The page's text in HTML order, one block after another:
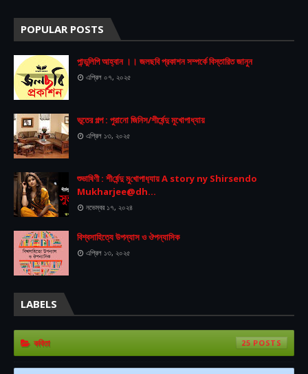
POPULAR POSTS
পান্ডুলিপি আহ্বান ।। জলছবি প্রকাশন সম্পর্কে বিস্তারিত জানুন
এপ্রিল ০৭, ২০২৫
ভূতের গল্প : পুরানো জিনিস/শীর্ষেন্দু মুখোপাধ্যায়
এপ্রিল ১৩, ২০২৫
শুভা‌ষিণী : শী‌র্ষেন্দু মু‌খোপাধ‌্যায় A story ny Shirsendo
Mukharjee@dh...
নভেম্বর ১৭, ২০২৪
বিশ্বসাহিত্যে উপন্যাস ও ঔপন্যাসিক
এপ্রিল ১৩, ২০২৫
LABELS
কবিতা 25